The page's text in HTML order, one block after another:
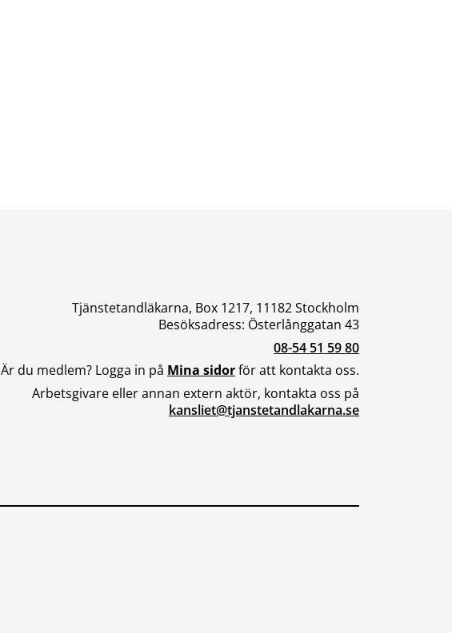
Tjänstetandläkarna, Box 1217, 11182 Stockholm
Besöksadress: Österlånggatan 43
08-54 51 59 80
Är du medlem? Logga in på Mina sidorför att kontakta oss.
Arbetsgivare eller annan extern aktör, kontakta oss på
kansliet@tjanstetandlakarna.se